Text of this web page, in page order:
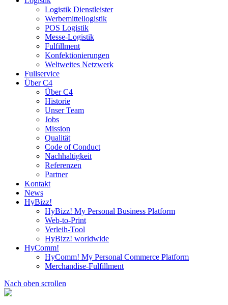
Logistik Dienstleister
Werbemittellogistik
POS Logistik
Messe-Logistik
Fulfillment
Konfektionierungen
Weltweites Netzwerk
Fullservice
Über C4
Über C4
Historie
Unser Team
Jobs
Mission
Qualität
Code of Conduct
Nachhaltigkeit
Referenzen
Partner
Kontakt
News
HyBizz!
HyBizz! My Personal Business Platform
Web-to-Print
Verleih-Tool
HyBizz! worldwide
HyComm!
HyComm! My Personal Commerce Platform
Merchandise-Fulfillment
Nach oben scrollen